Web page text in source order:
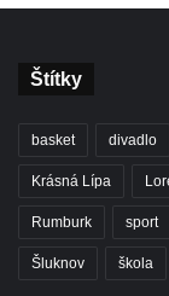
Štítky
basket divadlo
Krásná Lípa
Rumburk sport
Šluknov škola